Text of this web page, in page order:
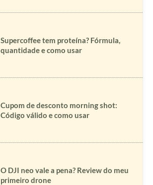
Supercoffee tem proteína? Fórmula,
quantidade e como usar
Cupom de desconto morning shot:
Código válido e como usar
O DJI neo vale a pena? Review do meu
primeiro drone